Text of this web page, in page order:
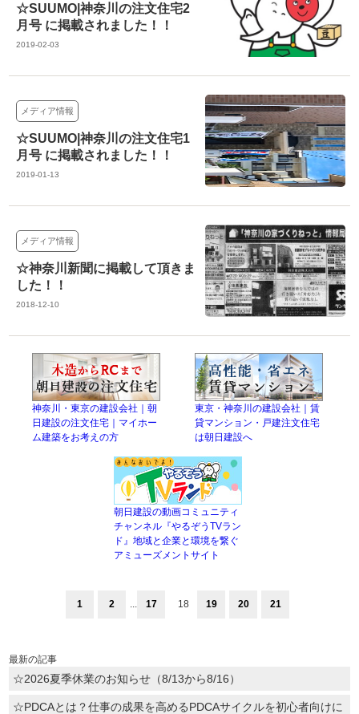
☆SUUMO|神奈川の注文住宅2
月号 に掲載されました！！
2019-02-03
メディア情報
☆SUUMO|神奈川の注文住宅1
月号 に掲載されました！！
2019-01-13
メディア情報
☆神奈川新聞に掲載して頂きま
した！！
2018-12-10
神奈川・東京の建設会社｜朝
日建設の注文住宅｜マイホー
ム建築をお考えの方
東京・神奈川の建設会社｜賃
貸マンション・戸建注文住宅
は朝日建設へ
朝日建設の動画コミュニティ
チャンネル『やるぞうTVラン
ド』地域と企業と環境を繋ぐ
アミューズメントサイト
1 2 ... 17 18 19 20 21
最新の記事
☆2026夏季休業のお知らせ（8/13から8/16）
☆PDCAとは？仕事の成果を高めるPDCAサイクルを初心者向けに